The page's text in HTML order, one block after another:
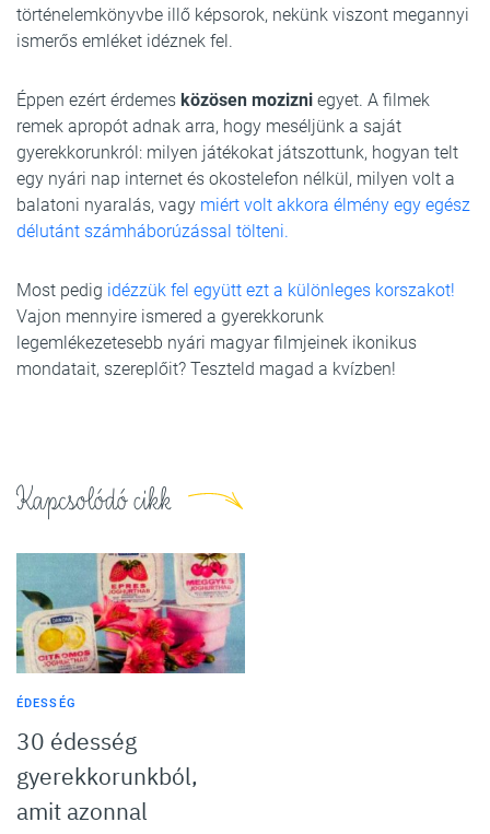
történelemkönyvbe illő képsorok, nekünk viszont megannyi
ismerős emléket idéznek fel.
Éppen ezért érdemes közösen mozizni egyet. A filmek
remek apropót adnak arra, hogy meséljünk a saját
gyerekkorunkról: milyen játékokat játszottunk, hogyan telt
egy nyári nap internet és okostelefon nélkül, milyen volt a
balatoni nyaralás, vagy miért volt akkora élmény egy egész
délutánt számháborúzással tölteni.
Most pedig idézzük fel együtt ezt a különleges korszakot!
Vajon mennyire ismered a gyerekkorunk
legemlékezetesebb nyári magyar filmjeinek ikonikus
mondatait, szereplőit? Teszteld magad a kvízben!
Kapcsolódó cikk
ÉDESSÉG
30 édesség
gyerekkorunkból,
amit azonnal